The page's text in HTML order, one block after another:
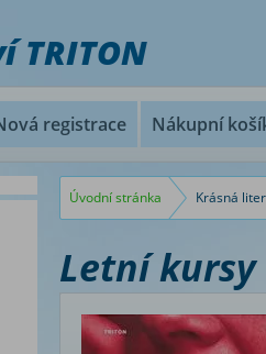
registrace Nákupní
Úvodní stránka Krásná
Letní